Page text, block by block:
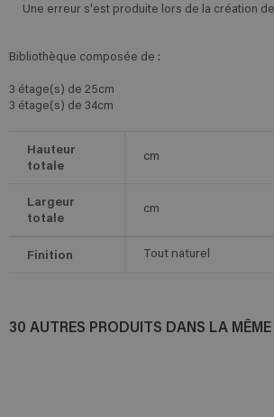
Une erreur s'est produite lors de la création
Bibliothèque composée de :
3 étage(s) de 25cm
3 étage(s) de 34cm
Hauteur
totale
cm
Largeur
totale
cm
Finition Tout naturel
30 AUTRES PRODUITS DANS LA MÊME